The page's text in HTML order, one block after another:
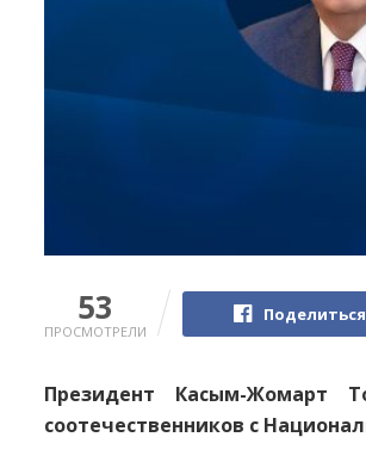
53
ПРОСМОТРЕЛИ
Президент Касым-Жомарт
соотечественников с